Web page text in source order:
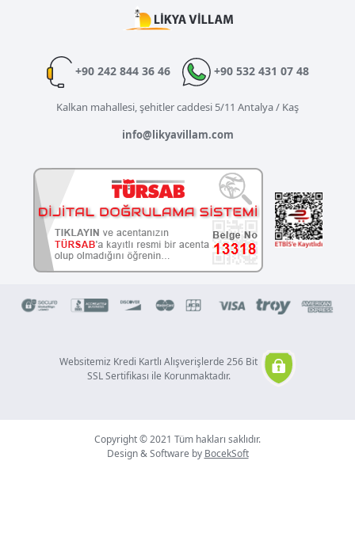
+90 242 844 36 46 +90 532 431 07 48
Kalkan mahallesi, şehitler caddesi 5/11 Antalya / Kaş
info@likyavillam.com
Websitemiz Kredi Kartlı Alışverişlerde 256 Bit
SSL Sertifikası ile Korunmaktadır.
Copyright © 2021 Tüm hakları saklıdır.
Design & Software by BocekSoft